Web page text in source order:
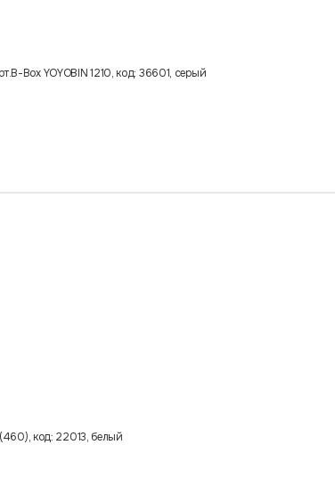
Box YOYOBIN 1210, код: 36601, серый
код: 22013, белый